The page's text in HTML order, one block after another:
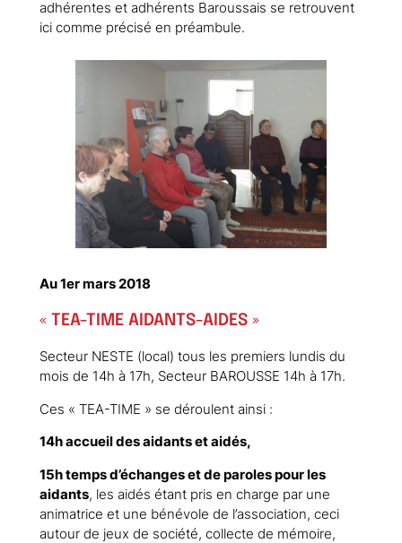
adhérentes et adhérents Baroussais se retrouvent
ici comme précisé en préambule.
Au 1er mars 2018
« TEA-TIME AIDANTS-AIDES »
Secteur NESTE (local) tous les premiers lundis du
mois de 14h à 17h, Secteur BAROUSSE 14h à 17h.
Ces « TEA-TIME » se déroulent ainsi :
14h accueil des aidants et aidés,
15h temps d’échanges et de paroles pour les
aidants, les aidés étant pris en charge par une
animatrice et une bénévole de l’association, ceci
autour de jeux de société, collecte de mémoire,